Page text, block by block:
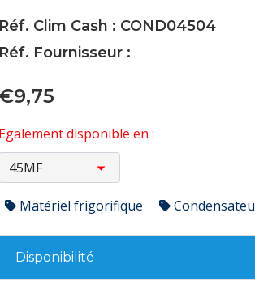
Réf. Clim Cash : COND04504
Réf. Fournisseur :
Egalement disponible en :
Matériel frigorifique
Disponibilité